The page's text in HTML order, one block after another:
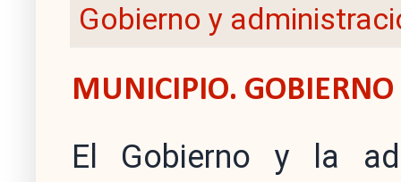
Gobierno y
MUNICIPIO.
El Gobierno y la